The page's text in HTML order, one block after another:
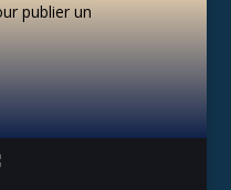
publier un